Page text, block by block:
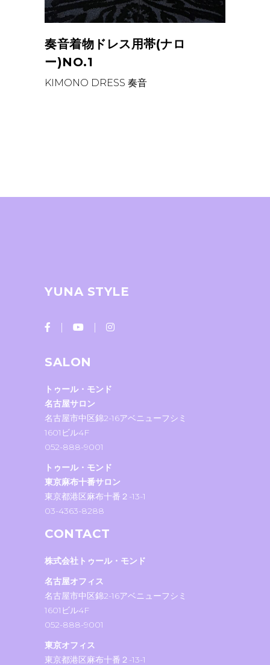
奏音着物ドレス用帯(ナロ
ー)NO.1
KIMONO DRESS 奏音
YUNA STYLE
SALON
トゥール・モンド
名古屋サロン
名古屋市中区錦2-16アベニューフシミ
1601ビル4F
052-888-9001
トゥール・モンド
東京麻布十番サロン
東京都港区麻布十番２-13-1
03-4363-8288
CONTACT
株式会社トゥール・モンド
名古屋オフィス
名古屋市中区錦2-16アベニューフシミ
1601ビル4F
052-888-9001
東京オフィス
東京都港区麻布十番２-13-1